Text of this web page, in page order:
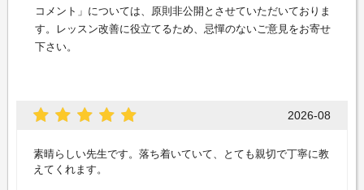
コメント」については、原則非公開とさせていただいておりま
す。レッスン改善に役立てるため、忌憚のないご意見をお寄せ
下さい。
2026-08
素晴らしい先生です。落ち着いていて、とても親切で丁寧に教
えてくれます。